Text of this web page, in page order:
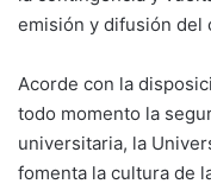
emisión y difusión del
Acorde con la
todo momento la
universitaria, la
fomenta la cultura de